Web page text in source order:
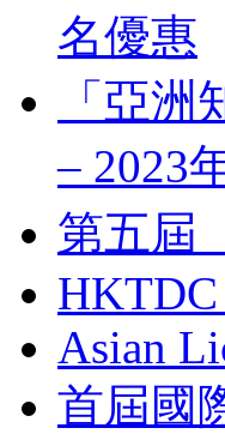
名優惠
「亞
– 2023
第五屆
HKTDC
Asian
首屆國